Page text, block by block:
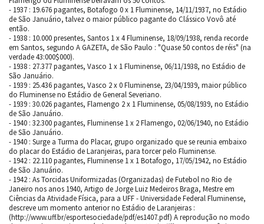
- 1937 : 19.676 pagantes, Botafogo 0 x 1 Fluminense, 14/11/1937, no Estádio
de São Januário, talvez o maior público pagante do Clássico Vovô até
então.
- 1938 : 10.000 presentes, Santos 1 x 4 Fluminense, 18/09/1938, renda recorde
em Santos, segundo A GAZETA, de São Paulo : "Quase 50 contos de réis" (na
verdade 43:000$000).
- 1938 : 27.377 pagantes, Vasco 1 x 1 Fluminense, 06/11/1938, no Estádio de
São Januário.
- 1939 : 25.436 pagantes, Vasco 2 x 0 Fluminense, 23/04/1939, maior público
do Fluminense no Estádio de General Severiano.
- 1939 : 30.026 pagantes, Flamengo 2 x 1 Fluminense, 05/08/1939, no Estádio
de São Januário.
- 1940 : 32.300 pagantes, Fluminense 1 x 2 Flamengo, 02/06/1940, no Estádio
de São Januário.
- 1940 : Surge a Turma do Placar, grupo organizado que se reunia embaixo
do placar do Estádio de Laranjeiras, para torcer pelo Fluminense.
- 1942 : 22.110 pagantes, Fluminense 1 x 1 Botafogo, 17/05/1942, no Estádio
de São Januário.
- 1942 : As Torcidas Uniformizadas (Organizadas) de Futebol no Rio de
Janeiro nos anos 1940, Artigo de Jorge Luiz Medeiros Braga, Mestre em
Ciências da Atividade Física, para a UFF - Universidade Federal Fluminense,
descreve um momento anterior no Estádio de Laranjeiras :
(http://www.uff.br/esportesociedade/pdf/es1407.pdf) A reprodução no modo